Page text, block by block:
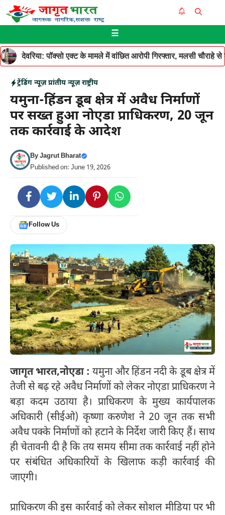
Skip
to
☰
देवरिया: पॉक्सो एक्ट के मामले में वांछित आरोपी गिरफ्तार, मलसी चौराहे
ट्रेंडिंग न्यूज़ प्रांतीय न्यूज़ राष्ट्रीय
यमुना-हिंडन डूब क्षेत्र में अवैध निर्माणों
पर सख्त हुआ नोएडा प्राधिकरण, 20 जून
तक कार्रवाई के आदेश
ByJagrut Bharat
Published on: June 19, 2026
Follow Us
जागृत भारत,नोएडा : यमुना और हिंडन नदी के डूब क्षेत्र में
तेजी से बढ़ रहे अवैध निर्माणों को लेकर नोएडा प्राधिकरण ने
बड़ा कदम उठाया है। प्राधिकरण के मुख्य कार्यपालक
अधिकारी (सीईओ) कृष्णा करुणेश ने 20 जून तक सभी
अवैध पक्के निर्माणों को हटाने के निर्देश जारी किए हैं। साथ
ही चेतावनी दी है कि तय समय सीमा तक कार्रवाई नहीं होने
पर संबंधित अधिकारियों के खिलाफ कड़ी कार्रवाई की
जाएगी।
प्राधिकरण की इस कार्रवाई को लेकर सोशल मीडिया पर भी